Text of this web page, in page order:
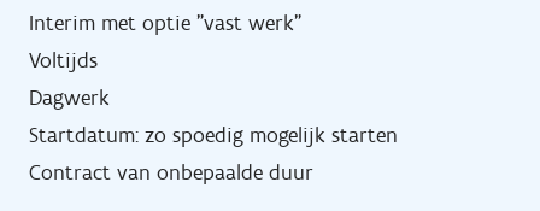
Interim met optie "vast werk"
Voltijds
Dagwerk
Startdatum: zo spoedig mogelijk starten
Contract van onbepaalde duur